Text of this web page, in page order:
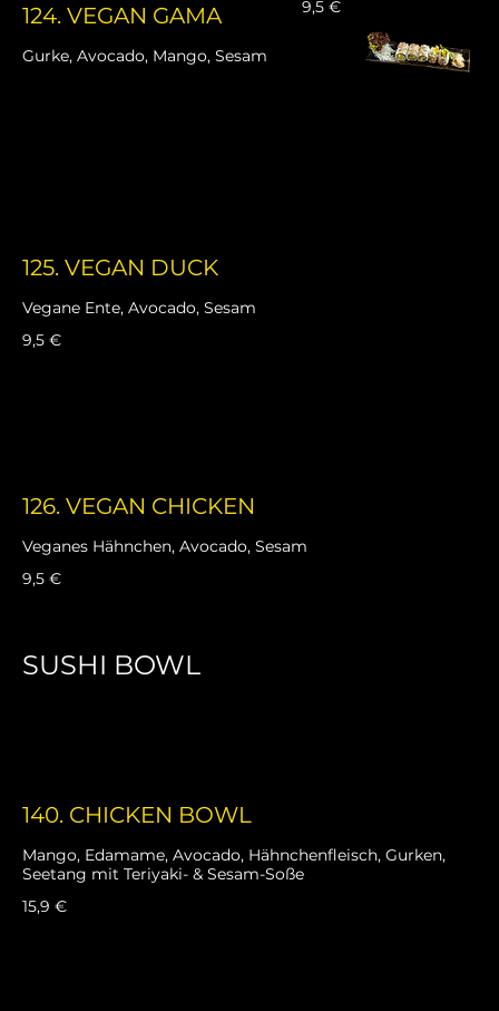
124. VEGAN GAMA
Gurke, Avocado, Mango, Sesam
9,5 €
125. VEGAN DUCK
Vegane Ente, Avocado, Sesam
9,5 €
126. VEGAN CHICKEN
Veganes Hähnchen, Avocado, Sesam
9,5 €
SUSHI BOWL
140. CHICKEN BOWL
Mango, Edamame, Avocado, Hähnchenfleisch, Gurken,
Seetang mit Teriyaki- & Sesam-Soße
15,9 €